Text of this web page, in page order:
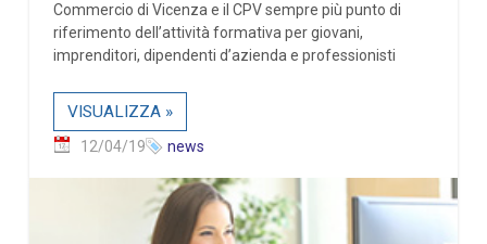
Commercio di Vicenza e il CPV sempre più punto di
riferimento dell’attività formativa per giovani,
imprenditori, dipendenti d’azienda e professionisti
VISUALIZZA »
12/04/19 news